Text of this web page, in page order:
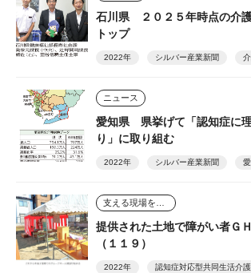
石川県 ２０２５年時点の介
トップ
2022年 シルバー産業新聞
ニュース
愛知県 県挙げて「認知症に
り」に取り組む
2022年 シルバー産業新聞
提供された土地で障がい者Ｇ
（１１９）
2022年 認知症対応型共同生活介護